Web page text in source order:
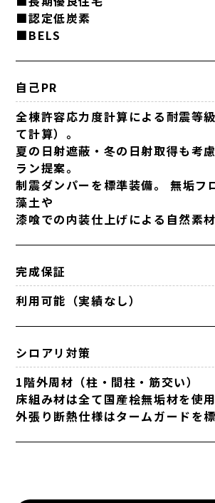
■認定低炭素
■BELS
自己PR
全棟許容応力度計算による耐震等
て計算）。
夏の日射遮蔽・冬の日射取得も考
ラン提案。
制震ダンパーを標準装備。 無垢フ
藻土や
漆喰での内装仕上げによる自然素材
完成保証
利用可能（実績なし）
シロアリ対策
1階外周材（柱・間柱・筋交い）
床組み材は全て国産桧無垢材を使用
外張り断熱仕様はタームガードを